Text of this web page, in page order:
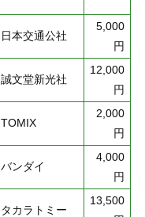
日本交通公社
5,000
円
誠文堂新光社
12,000
円
TOMIX
2,000
円
バンダイ
4,000
円
タカラトミー
13,500